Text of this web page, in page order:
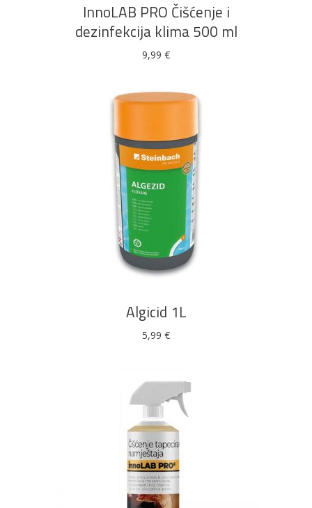
InnoLAB PRO Čišćenje i
dezinfekcija klima 500 ml
9,99 €
DODAJ U KOŠARICU
Algicid 1L
5,99 €